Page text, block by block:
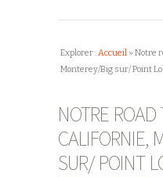
Explorer :Accueil » Notre
Monterey/Big sur/ Point
NOTRE ROAD
CALIFORNIE,
SUR/ POINT